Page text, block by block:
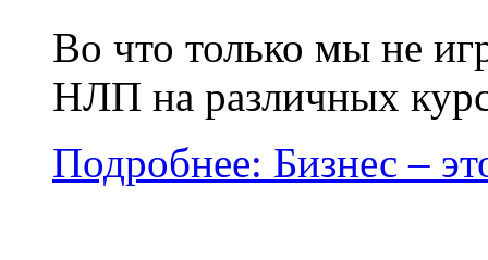
Во что только мы не
НЛП на различных
Подробнее: Бизнес –